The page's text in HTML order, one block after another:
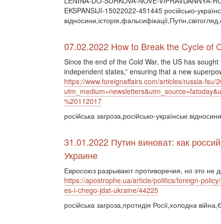
EKSPANSIJI-15022022-451445 російсько-
07.02.2022 How to Break the Cycle of
Since the end of the Cold War, the US has
independent states,” ensuring that a new
https://www.foreignaffairs.com/articles/russia-
%20112017
російська загроза,російсько-українські
31.01.2022 Путин виноват: как
Украине
Евросоюз разрывают противоречия, но это не
https://apostrophe.ua/article/politics/foreign-
es-i-chego-jdat-ukraine/44225
російська загроза,протидія Росії,холодна